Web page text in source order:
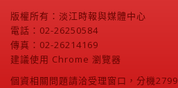
版權所有：淡江時報與媒體中心
電話：02-26250584
傳真：02-26214169
建議使用 Chrome 瀏覽器
個資相關問題請洽受理窗口，分機2799